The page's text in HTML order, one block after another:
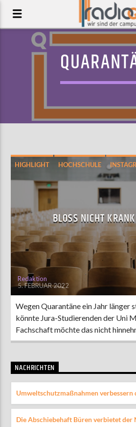
AKTUELLER TRACK
GOHAR
AKTUELLE SENDUNG
ABWASCH
18:00 19:00
ZU HÖREN IN Münster 90,9 MHz
HIGHLIGHT HOCHSCHULE
BLOSS NICHT
Redaktion
5. FEBRUAR 2022
Wegen Quarantäne ein Jahr länger
könnte Jura-Studierenden der Uni
Fachschaft möchte das nicht
NACHRICHTEN
Umweltschutzmaßnahmen
Die Abschiebehaft Büren verbietet der